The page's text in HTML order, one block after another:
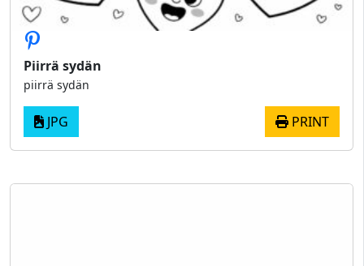
Piirrä sydän
piirrä sydän
JPG PRINT